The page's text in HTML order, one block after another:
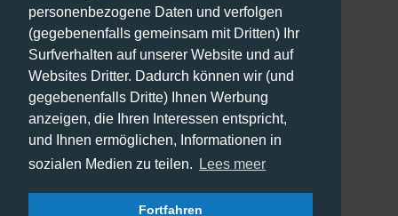
personenbezogene Daten und verfolgen
(gegebenenfalls gemeinsam mit Dritten) Ihr
Surfverhalten auf unserer Website und auf
Websites Dritter. Dadurch können wir (und
gegebenenfalls Dritte) Ihnen Werbung
anzeigen, die Ihren Interessen entspricht,
und Ihnen ermöglichen, Informationen in
sozialen Medien zu teilen.
Lees meer
Fortfahren
Zahlungsmethoden
Versandmethoden